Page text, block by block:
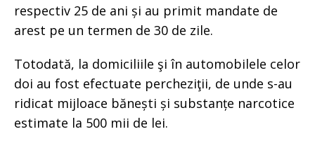
respectiv 25 de ani și au primit mandate de
arest pe un termen de 30 de zile.
Totodată, la domiciliile şi în automobilele celor
doi au fost efectuate percheziţii, de unde s-au
ridicat mijloace bănești și substanțe narcotice
estimate la 500 mii de lei.